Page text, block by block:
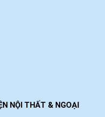
NỘI THẤT & NGOẠI